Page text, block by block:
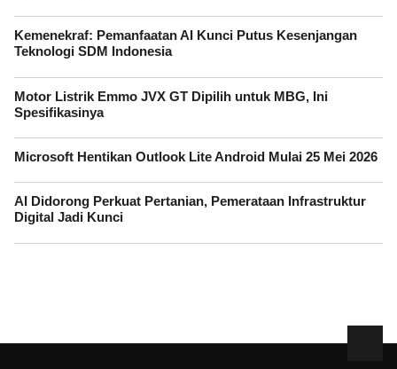
Kemenekraf: Pemanfaatan AI Kunci Putus Kesenjangan
Teknologi SDM Indonesia
Motor Listrik Emmo JVX GT Dipilih untuk MBG, Ini
Spesifikasinya
Microsoft Hentikan Outlook Lite Android Mulai 25 Mei 2026
AI Didorong Perkuat Pertanian, Pemerataan Infrastruktur
Digital Jadi Kunci